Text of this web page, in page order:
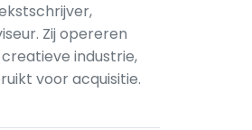
Zij opereren
industrie,
voor acquisitie.